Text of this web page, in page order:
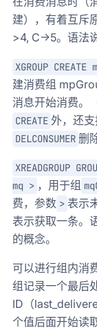
建），有着互斥
>4, C->5。语法
XGROUP
建消费组
消息开始消费。
CREATE 外，还
DELCONSUMER 删
XREADGROUP
mq > ，用于组
费，参数 > 表示
表示获取一条。
的概念。
可以进行组内消
组记录一个最后
ID（
个值后面开始读